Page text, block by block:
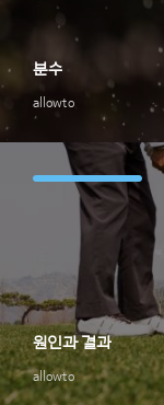
allowto
분수
allowto
원인과 결과